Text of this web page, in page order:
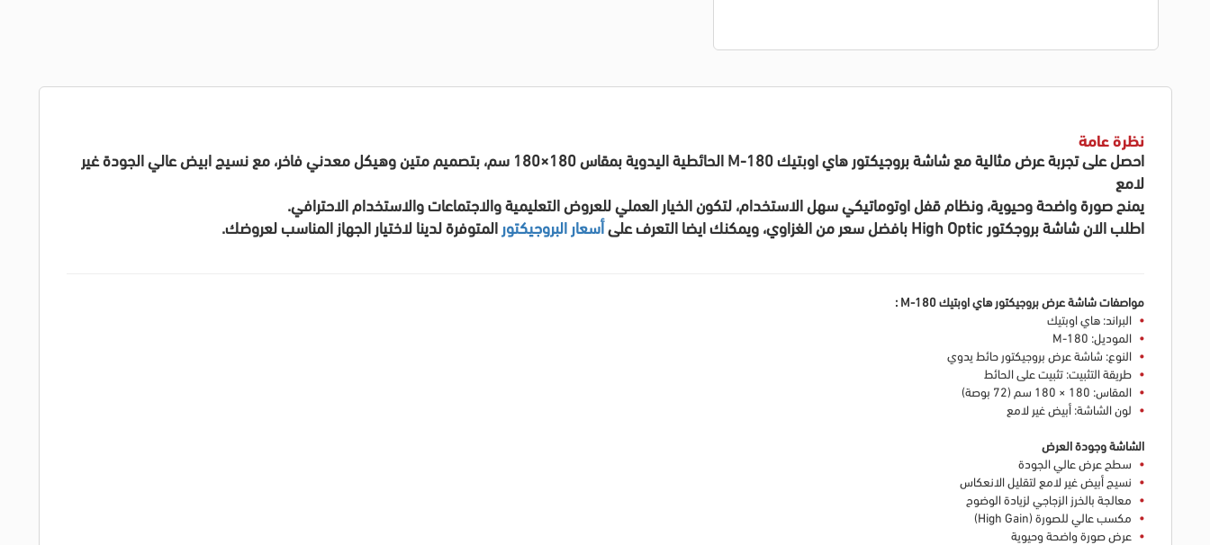
نظرة عامة
احصل على تجربة عرض مثالية مع شاشة بروجيكتور هاي اوبتيك M-180 الحائطية اليدوية بمقاس 180×180 سم، بتصميم متين وهيكل معدني فاخر، مع نسيج ابيض عالي الجودة غير
لامع
يمنح صورة واضحة وحيوية، ونظام قفل اوتوماتيكي سهل الاستخدام، لتكون الخيار العملي للعروض التعليمية والاجتماعات والاستخدام الاحترافي.
اطلب الان شاشة بروجكتور High Optic بافضل سعر من الغزاوي، ويمكنك ايضا التعرف على
أسعار البروجيكتور المتوفرة لدينا لاختيار الجهاز المناسب لعروضك.
مواصفات شاشة عرض بروجيكتور هاي اوبتيك M-180 :
البراند: هاي اوبتيك
الموديل: M-180
النوع: شاشة عرض بروجيكتور حائط يدوي
طريقة التثبيت: تثبيت على الحائط
المقاس: 180 × 180 سم (72 بوصة)
لون الشاشة: أبيض غير لامع
الشاشة وجودة العرض
سطح عرض عالي الجودة
نسيج أبيض غير لامع لتقليل الانعكاس
معالجة بالخرز الزجاجي لزيادة الوضوح
مكسب عالي للصورة (High Gain)
عرض صورة واضحة وحيوية